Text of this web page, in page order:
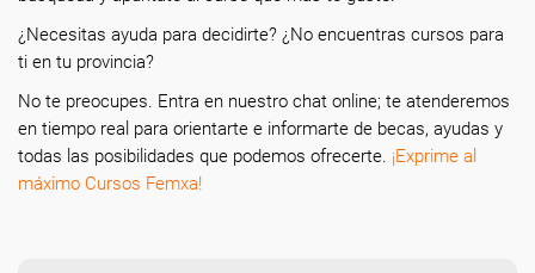
¿Necesitas ayuda para decidirte? ¿No encuentras cursos para
ti en tu provincia?
No te preocupes. Entra en nuestro chat online; te atenderemos
en tiempo real para orientarte e informarte de becas, ayudas y
todas las posibilidades que podemos ofrecerte. ¡Exprime al
máximo Cursos Femxa!